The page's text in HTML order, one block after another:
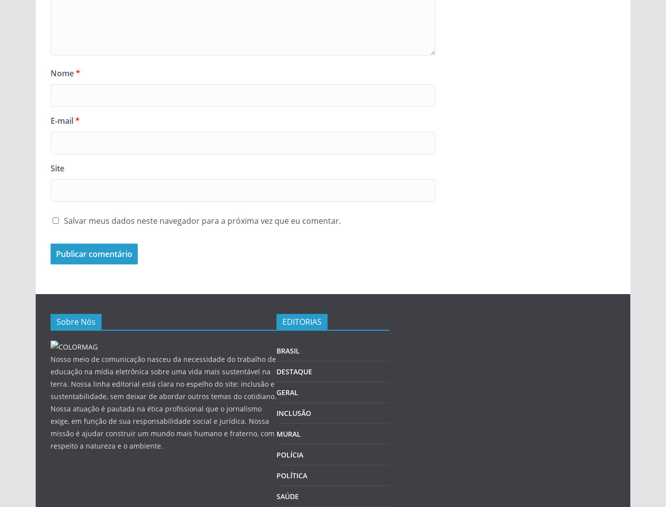
Nome*
E-mail*
Site
Salvar meus dados neste navegador para a próxima vez que eu comentar.
Sobre Nós
Nosso meio de comunicação nasceu da necessidade do trabalho de
educação na mídia eletrônica sobre uma vida mais sustentável na
terra. Nossa linha editorial está clara no espelho do site: inclusão e
sustentabilidade, sem deixar de abordar outros temas do cotidiano.
Nossa atuação é pautada na ética profissional que o jornalismo
exige, em função de sua responsabilidade social e jurídica. Nossa
missão é ajudar construir um mundo mais humano e fraterno, com
respeito a natureza e o ambiente.
EDITORIAS
BRASIL
DESTAQUE
GERAL
INCLUSÃO
MURAL
POLÍCIA
POLÍTICA
SAÚDE